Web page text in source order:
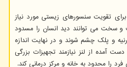
تقویت سنسورهای زیستی مورد نیاز
و سخت می توانند دید انسان را مسدود
و پلک چشم شوند و در نهایت اندازه
آمده از لنز نیازمند تجهیزات بزرگی
را محدود به خانه و مرکز درمانی کند.